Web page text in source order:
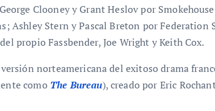
Clooney y Grant Heslov por
Ashley Stern y Pascal Breton por Federation
propio Fassbender, Joe Wright y Keith Cox.
norteamericana del exitoso drama
como The Bureau), creado por Eric